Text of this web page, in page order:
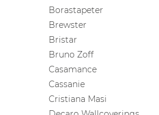
Borastapeter
Brewster
Bristar
Bruno Zoff
Casamance
Cassanie
Cristiana Masi